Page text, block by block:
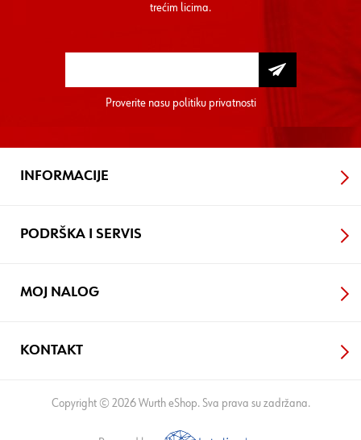
trećim licima.
Proverite nasu politiku privatnosti
INFORMACIJE
PODRŠKA I SERVIS
MOJ NALOG
KONTAKT
Copyright © 2026 Wurth eShop. Sva prava su zadržana.